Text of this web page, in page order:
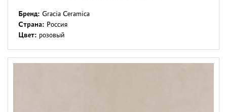
Бренд: Gracia Ceramica
Страна: Россия
Цвет: розовый